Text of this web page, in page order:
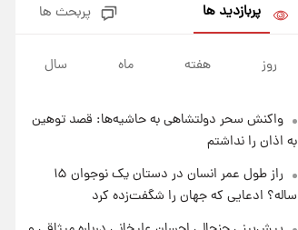
فال قهوه روزانه پنجشنبه ۱۵ مرداد
ماه ۱۴۰۵
۱ روز پیش
چهارشنبه ۱۴ مرداد + جدول
۱ روز پیش
پربازدید ها پربحث ها
روز هفته ماه سال
واکنش سحر دولتشاهی به حاشیه‌ها: قصد توهین
به اذان را نداشتم
راز طول عمر انسان در دستان یک نوجوان ۱۵
ساله؟ ادعایی که جهان را شگفت‌زده کرد